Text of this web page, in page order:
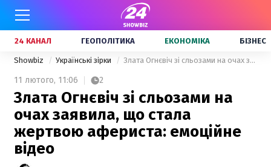
24 КАНАЛ ГЕОПОЛІТИКА ЕКОНОМІКА БІЗНЕС
Showbiz Українські зірки Злата Огнєвіч зі сльозами на очах заявила, що стала жертвою афериста: емоційне відео
11 лютого, 11:06 2
Злата Огнєвіч зі сльозами на
очах заявила, що стала
жертвою афериста: емоційне
відео